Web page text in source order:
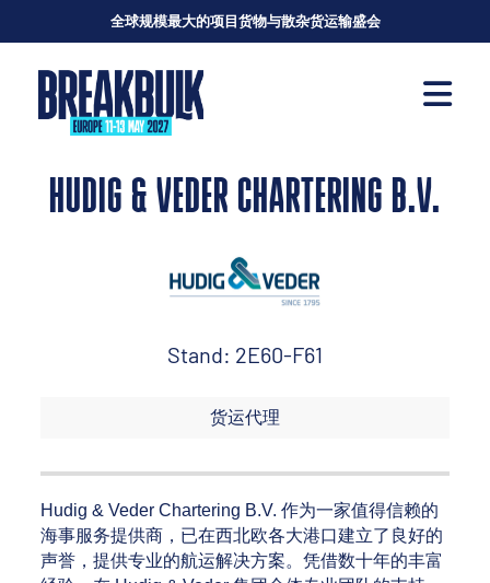
全球规模最大的项目货物与散杂货运输盛会
HUDIG & VEDER CHARTERING B.V.
Stand: 2E60-F61
货运代理
Hudig & Veder Chartering B.V. 作为一家值得信赖的
海事服务提供商，已在西北欧各大港口建立了良好的
声誉，提供专业的航运解决方案。凭借数十年的丰富